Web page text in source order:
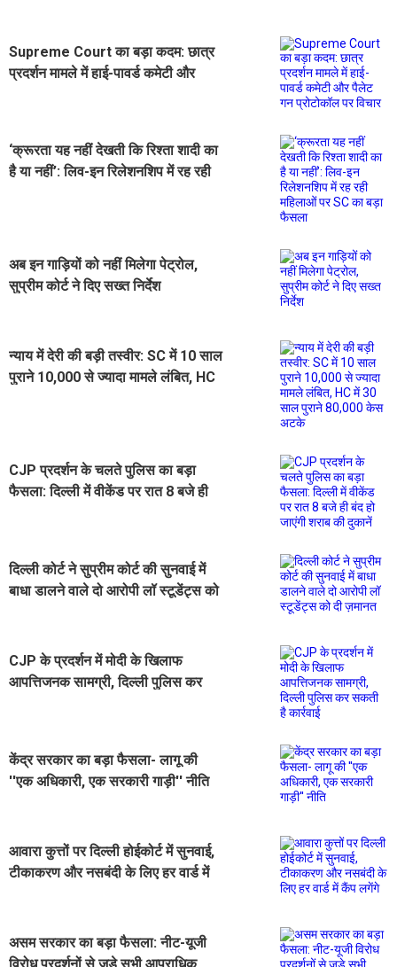
Supreme Court का बड़ा कदम: छात्र
प्रदर्शन मामले में हाई-पावर्ड कमेटी और
‘क्रूरता यह नहीं देखती कि रिश्ता शादी का
है या नहीं’: लिव-इन रिलेशनशिप में रह रही
अब इन गाड़ियों को नहीं मिलेगा पेट्रोल,
सुप्रीम कोर्ट ने दिए सख्त निर्देश
न्याय में देरी की बड़ी तस्वीर: SC में 10 साल
पुराने 10,000 से ज्यादा मामले लंबित, HC
CJP प्रदर्शन के चलते पुलिस का बड़ा
फैसला: दिल्ली में वीकेंड पर रात 8 बजे ही
दिल्ली कोर्ट ने सुप्रीम कोर्ट की सुनवाई में
बाधा डालने वाले दो आरोपी लॉ स्टूडेंट्स को
CJP के प्रदर्शन में मोदी के खिलाफ
आपत्तिजनक सामग्री, दिल्ली पुलिस कर
केंद्र सरकार का बड़ा फैसला- लागू की
''एक अधिकारी, एक सरकारी गाड़ी'' नीति
आवारा कुत्तों पर दिल्ली होईकोर्ट में सुनवाई,
टीकाकरण और नसबंदी के लिए हर वार्ड में
असम सरकार का बड़ा फैसला: नीट-यूजी